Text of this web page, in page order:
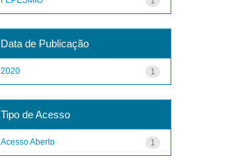
Data de Publicação
1
2020
Tipo de Acesso
1
Acesso Aberto